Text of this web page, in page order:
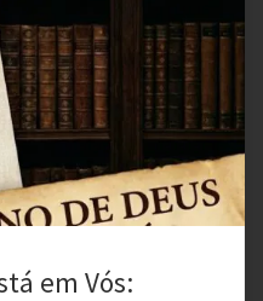
(ou Liev Tolstói)Título
de publicação original:
edição, tradução de Ceuna
da edição analisada:
Deus Está em Vós – Leon
em Vós: